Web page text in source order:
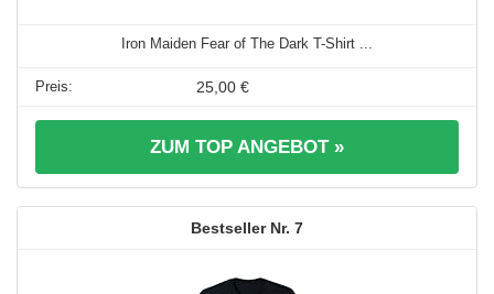
Iron Maiden Fear of The Dark T-Shirt ...
25,00 €
ZUM TOP ANGEBOT »
7